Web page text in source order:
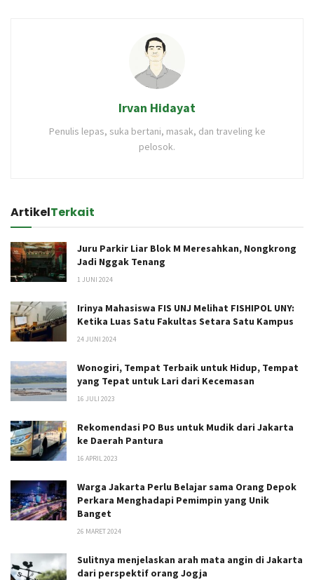
Irvan Hidayat
Penulis lepas, suka bertani, masak, dan traveling ke
pelosok.
ArtikelTerkait
Juru Parkir Liar Blok M Meresahkan, Nongkrong
Jadi Nggak Tenang
1 JUNI 2024
Irinya Mahasiswa FIS UNJ Melihat FISHIPOL UNY:
Ketika Luas Satu Fakultas Setara Satu Kampus
24 JUNI 2024
Wonogiri, Tempat Terbaik untuk Hidup, Tempat
yang Tepat untuk Lari dari Kecemasan
16 JULI 2023
Rekomendasi PO Bus untuk Mudik dari Jakarta
ke Daerah Pantura
16 APRIL 2023
Warga Jakarta Perlu Belajar sama Orang Depok
Perkara Menghadapi Pemimpin yang Unik
Banget
26 MARET 2024
Sulitnya menjelaskan arah mata angin di Jakarta
dari perspektif orang Jogja